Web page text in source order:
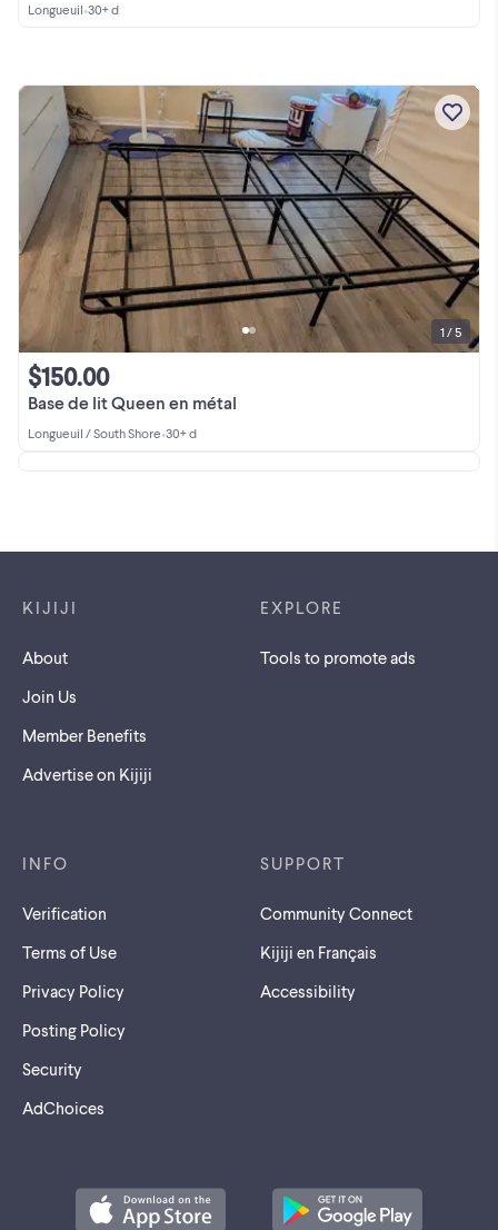
Longueuil•30+ d
Base de lit Queen en métal
$150.00
Longueuil / South Shore•30+ d
1 / 5
KIJIJI
About
Join Us
Member Benefits
Advertise on Kijiji
EXPLORE
Tools to promote ads
INFO
Verification
Terms of Use
Privacy Policy
Posting Policy
Security
AdChoices
SUPPORT
Community Connect
Kijiji en Français
Accessibility